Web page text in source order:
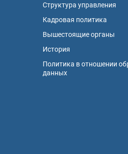
Структура управления
Кадровая политика
Вышестоящие органы
История
Политика в отношении
данных